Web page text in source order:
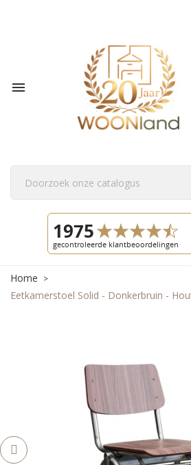

Home
Eetkamerstoel Solid - Donkerbruin -